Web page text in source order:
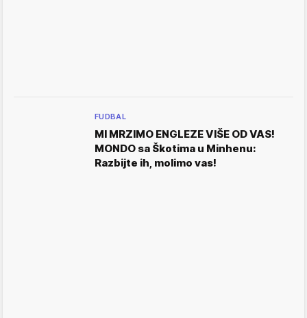
FUDBAL
MI MRZIMO ENGLEZE VIŠE OD VAS!
MONDO sa Škotima u Minhenu:
Razbijte ih, molimo vas!